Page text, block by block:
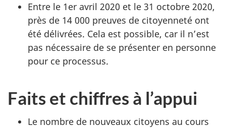
Entre le 1er avril 2020 et le 31 octobre 2020,
près de 14 000 preuves de citoyenneté ont
été délivrées. Cela est possible, car il n’est
pas nécessaire de se présenter en personne
pour ce processus.
Faits et chiffres à l’appui
Le nombre de nouveaux citoyens au cours